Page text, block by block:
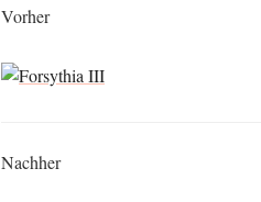
Vor­her
Nach­her